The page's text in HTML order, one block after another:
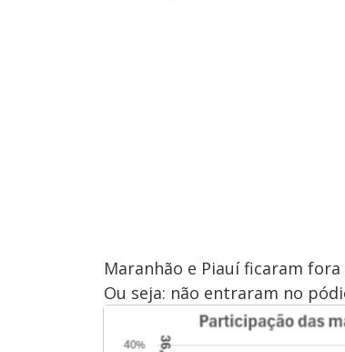
Maranhão e Piauí ficaram
Ou seja: não entraram no